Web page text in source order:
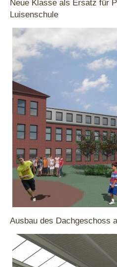
Neue Klasse als Ersatz für
Luisenschule
Ausbau des Dachgeschoss